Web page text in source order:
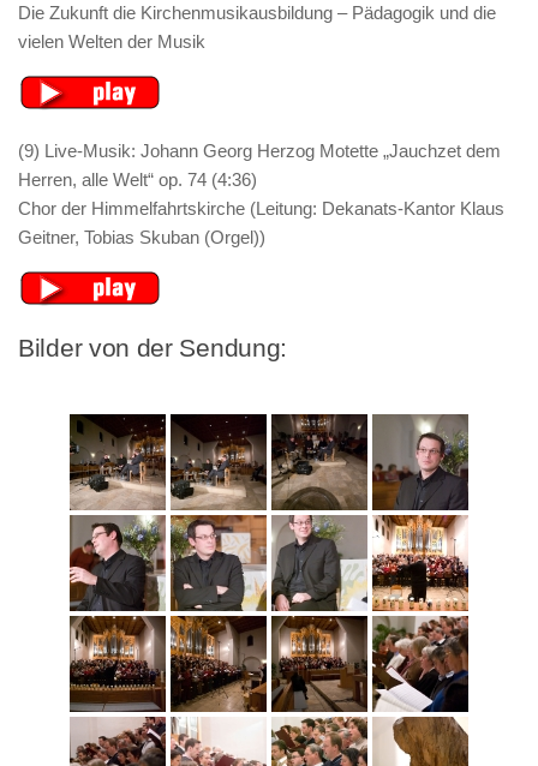
Die Zukunft die Kirchenmusikausbildung – Pädagogik und die
vielen Welten der Musik
(9) Live-Musik: Johann Georg Herzog Motette „Jauchzet dem
Herren, alle Welt“ op. 74 (4:36)
Chor der Himmelfahrtskirche (Leitung: Dekanats-Kantor Klaus
Geitner, Tobias Skuban (Orgel))
Bilder von der Sendung: